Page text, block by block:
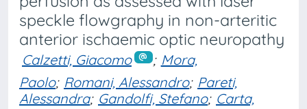
speckle flowgraphy in non-arteritic
anterior ischaemic optic neuropathy
Calzetti, Giacomo ; Mora,
Paolo; Romani, Alessandro; Pareti,
Alessandra; Gandolfi, Stefano; Carta,